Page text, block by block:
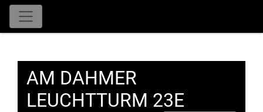
AM DAHMER
LEUCHTTURM 23E